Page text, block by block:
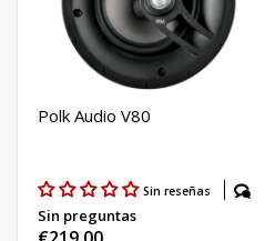
Polk Audio V80
Sin reseñas
Sin preguntas